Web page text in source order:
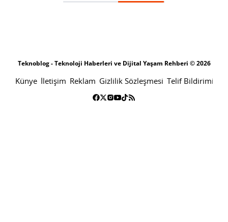
Teknoblog - Teknoloji Haberleri ve Dijital Yaşam Rehberi © 2026
Künye İletişim Reklam Gizlilik Sözleşmesi Telif Bildirimi